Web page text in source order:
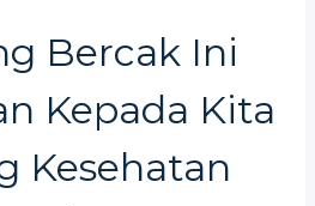
Bercak Ini
Kepada Kita
Kesehatan